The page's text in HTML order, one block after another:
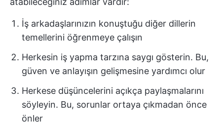
İş arkadaşlarınızın konuştuğu diğer dillerin
temellerini öğrenmeye çalışın
Herkesin iş yapma tarzına saygı gösterin. Bu,
güven ve anlayışın gelişmesine yardımcı olur
Herkese düşüncelerini açıkça paylaşmalarını
söyleyin. Bu, sorunlar ortaya çıkmadan önce
önler